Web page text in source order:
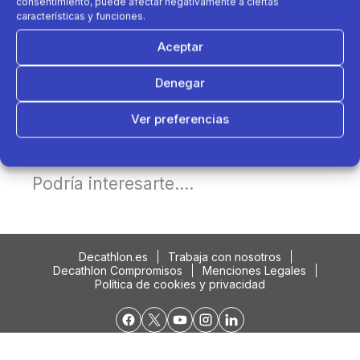
características y funciones.
Aceptar
Denegar
Ver preferencias
Podría interesarte....
Decathlon.es
Trabaja con nosotros
Decathlon Compromisos
Menciones Legales
Política de cookies y privacidad